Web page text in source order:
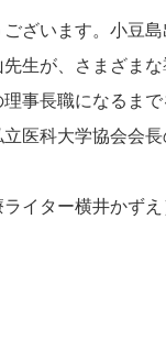
ございます。小豆
生が、さまざま
事長職になるま
医科大学協会会
イター横井かずえ